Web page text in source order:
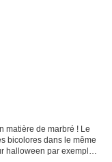
matière de marbré ! Le
bicolores dans le même
halloween par exemple